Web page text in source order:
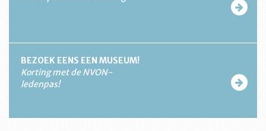
BEZOEK EENS EEN MUSEUM!
Korting met de NVON-
ledenpas!